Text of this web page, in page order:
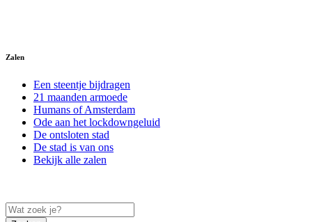
Zalen
Een steentje bijdragen
21 maanden armoede
Humans of Amsterdam
Ode aan het lockdowngeluid
De ontsloten stad
De stad is van ons
Bekijk alle zalen